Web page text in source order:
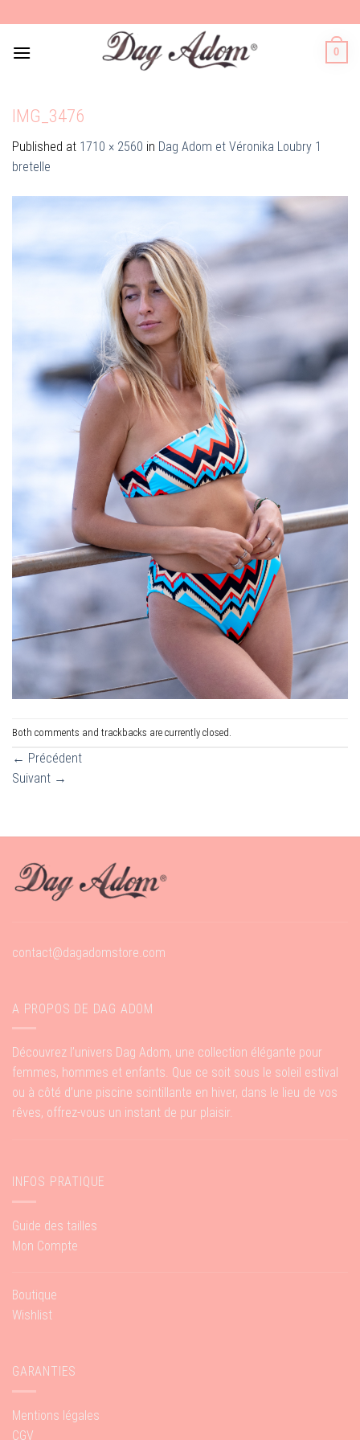
to
content
0
IMG_3476
Published at 1710 × 2560 in Dag Adom et Véronika Loubry 1
bretelle
Both comments and trackbacks are currently closed.
← Précédent
Suivant →
contact@dagadomstore.com
A PROPOS DE DAG ADOM
Découvrez l’univers Dag Adom, une collection élégante pour
femmes, hommes et enfants. Que ce soit sous le soleil estival
ou à côté d’une piscine scintillante en hiver, dans le lieu de vos
rêves, offrez-vous un instant de pur plaisir.
INFOS PRATIQUE
Guide des tailles
Mon Compte
Boutique
Wishlist
GARANTIES
Mentions légales
CGV